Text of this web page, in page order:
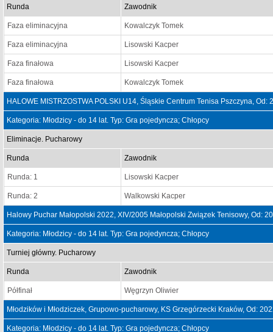
Runda Zawodnik
Faza eliminacyjna Kowalczyk Tomek
Faza eliminacyjna Lisowski Kacper
Faza finałowa Lisowski Kacper
Faza finałowa Kowalczyk Tomek
HALOWE MISTRZOSTWA POLSKI U14, Śląskie Centrum Tenisa Pszczyna,
Kategoria: Młodzicy - do 14 lat. Typ: Gra pojedyncza; Chłopcy
Eliminacje. Pucharowy
Runda Zawodnik
Runda: 1 Lisowski Kacper
Runda: 2 Walkowski Kacper
Halowy Puchar Małopolski 2022, XIV/2005 Małopolski Związek Tenisowy, Od:
Kategoria: Młodzicy - do 14 lat. Typ: Gra pojedyncza; Chłopcy
Turniej główny. Pucharowy
Runda Zawodnik
Półfinał Węgrzyn Oliwier
Młodzików i Młodziczek, Grupowo-pucharowy, KS Grzegórzecki Kraków, Od:
Kategoria: Młodzicy - do 14 lat. Typ: Gra pojedyncza; Chłopcy